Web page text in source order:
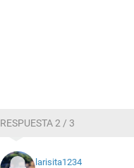
RESPUESTA 2 / 3
larisita1234